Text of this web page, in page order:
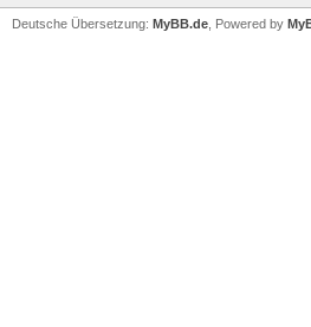
Deutsche Übersetzung: MyBB.de , Powered by